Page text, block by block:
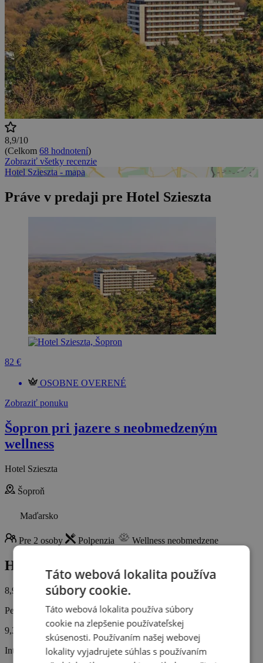
8,9/10
(Celkom 68 hodnotení)
Zobraziť všetky recenzie
Hotel Szieszta - mapa
Práve v predaji pre Hotel Szieszta
82 €
OSOBNE OVERENÉ
Zobraziť ponuku
Šopron pri jazere s neobmedzeným
wellness
Hotel Szieszta
Šoproň
Maďarsko
Pre 2 osoby Polpenzia Wellness neobmedzene
Hodnotenie od zákazníkov
8,9/10
Personál
9,3
Interiér hotela
Táto webová lokalita používa
súbory cookie.
Táto webová lokalita používa súbory
cookie na zlepšenie používateľskej
skúsenosti. Používaním našej webovej
lokality vyjadrujete súhlas s používaním